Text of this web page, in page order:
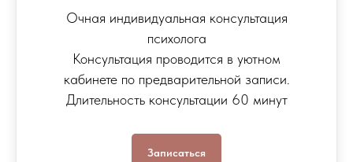
Очная индивидуальная консультация
психолога
Консультация проводится в уютном
кабинете по предварительной записи.
Длительность консультации 60 минут
Записаться